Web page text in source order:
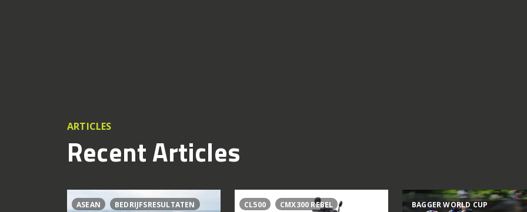
ARTICLES
Recent Articles
ASEAN BEDRIJFSRESULTATEN CL500 CMX300 REBEL
BAGGER WORLD CUP